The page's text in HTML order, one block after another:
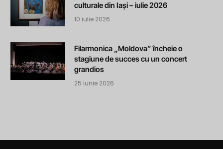
culturale din Iași – iulie 2026
10 iulie 2026
Filarmonica „Moldova” încheie o
stagiune de succes cu un concert
grandios
25 iunie 2026